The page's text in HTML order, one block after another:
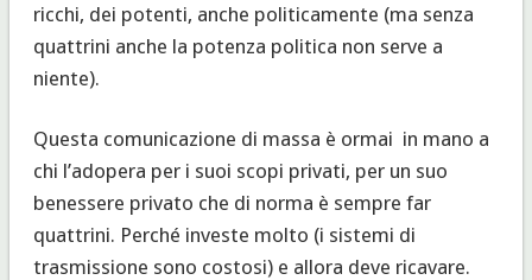
ricchi, dei potenti, anche politicamente (ma senza
quattrini anche la potenza politica non serve a
niente).
Questa comunicazione di massa è ormai in mano a
chi l’adopera per i suoi scopi privati, per un suo
benessere privato che di norma è sempre far
quattrini. Perché investe molto (i sistemi di
trasmissione sono costosi) e allora deve ricavare.